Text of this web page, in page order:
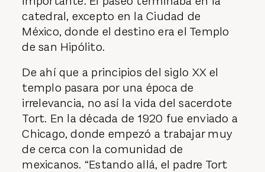
catedral, excepto en la Ciudad de
México, donde el destino era el Templo
de san Hipólito.
De ahí que a principios del siglo XX el
templo pasara por una época de
irrelevancia, no así la vida del sacerdote
Tort. En la década de 1920 fue enviado a
Chicago, donde empezó a trabajar muy
de cerca con la comunidad de
mexicanos. “Estando allá, el padre Tort